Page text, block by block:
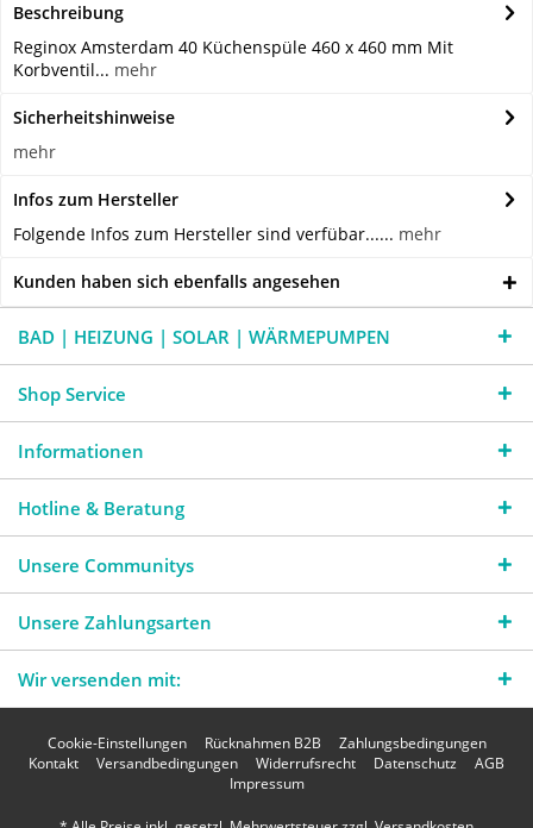
Beschreibung
Reginox Amsterdam 40 Küchenspüle 460 x 460 mm Mit
Korbventil... mehr
Sicherheitshinweise
mehr
Infos zum Hersteller
Folgende Infos zum Hersteller sind verfübar...... mehr
Kunden haben sich ebenfalls angesehen
BAD | HEIZUNG | SOLAR | WÄRMEPUMPEN
Shop Service
Informationen
Hotline & Beratung
Unsere Communitys
Unsere Zahlungsarten
Wir versenden mit:
Cookie-Einstellungen Rücknahmen B2B
Zahlungsbedingungen
Kontakt
Versandbedingungen Widerrufsrecht Datenschutz
AGB
Impressum